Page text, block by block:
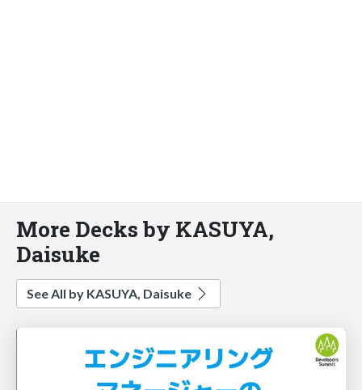
More Decks by KASUYA,
Daisuke
See All by KASUYA, Daisuke